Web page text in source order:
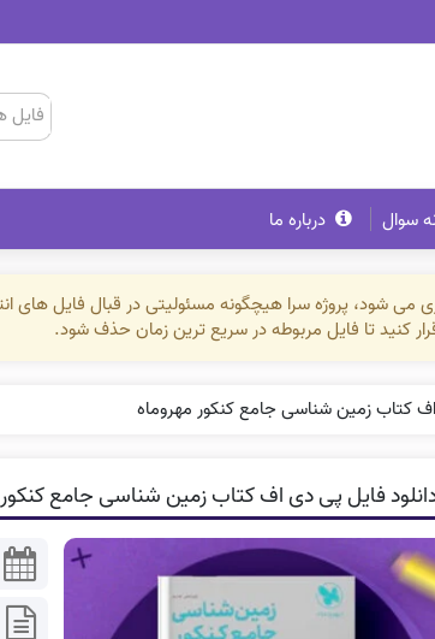
سوال درباره ما
می شود، پروژه سرا هیچگونه مسئولیتی در قبال فایل
کنید تا فایل مربوطه در سریع ترین زمان حذف شود.
کتاب زمین شناسی جامع کنکور مهروماه
فایل پی دی اف کتاب زمین شناسی جامع